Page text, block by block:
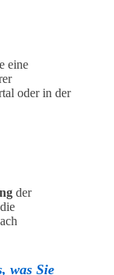
eine
oder in der
der
was Sie